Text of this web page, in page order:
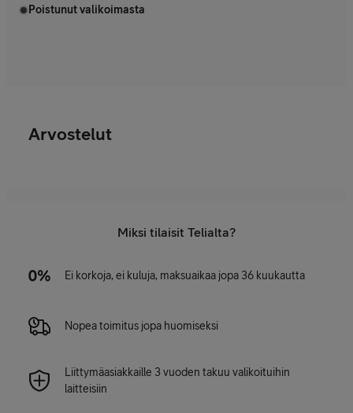
Poistunut valikoimasta
Arvostelut
Miksi tilaisit Telialta?
Ei korkoja, ei kuluja, maksuaikaa jopa 36 kuukautta
Nopea toimitus jopa huomiseksi
Liittymäasiakkaille 3 vuoden takuu valikoituihin
laitteisiin